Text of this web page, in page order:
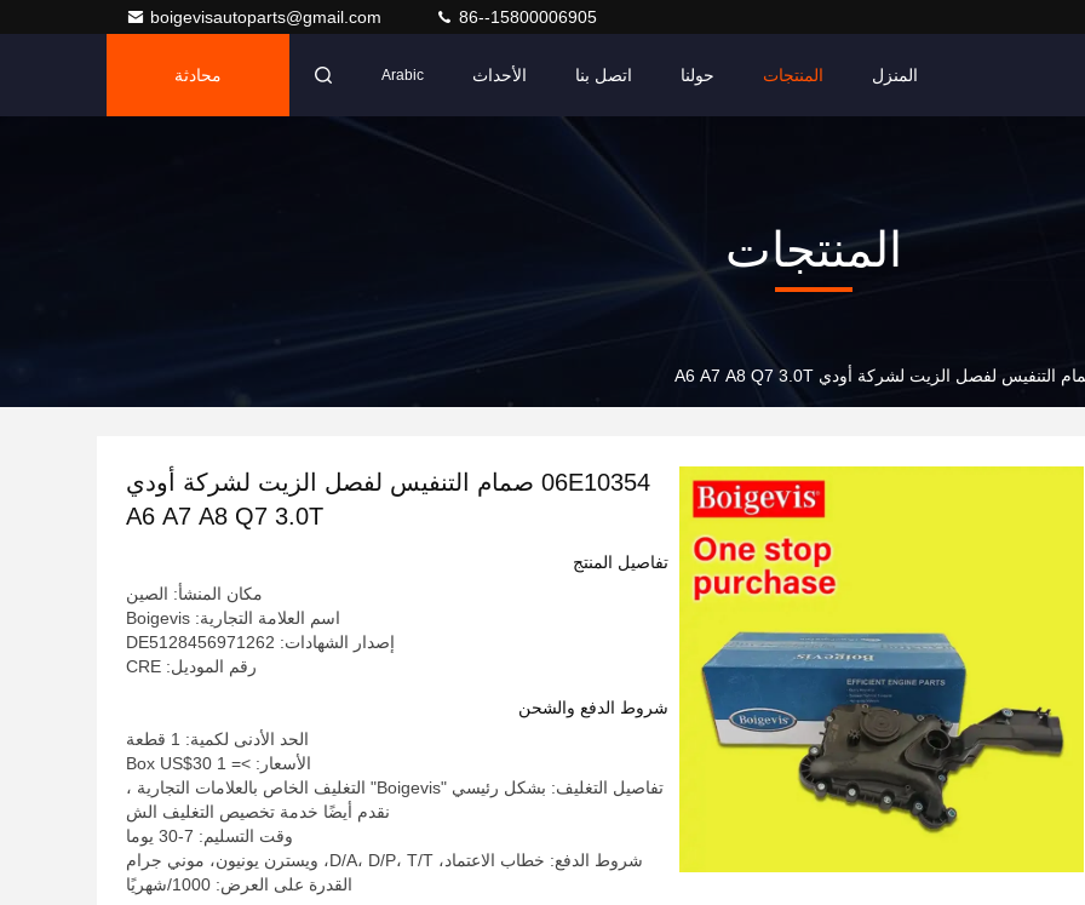
boigevisautoparts@gmail.com 86--15800006905
المنزل المنتجات حولنا اتصل بنا الأحداث Arabic محادثة
المنتجات
06E10354 صمام التنفيس لفصل الزيت لشركة أودي
A6 A7 A8 Q7 3.0T
تفاصيل المنتج
مكان المنشأ: الصين
اسم العلامة التجارية: Boigevis
إصدار الشهادات: DE5128456971262
رقم الموديل: CRE
شروط الدفع والشحن
الحد الأدنى لكمية: 1 قطعة
الأسعار: >= 1 Box US$30
تفاصيل التغليف: بشكل رئيسي "Boigevis" التغليف الخاص بالعلامات التجارية ،
نقدم أيضًا خدمة تخصيص التغليف الش
وقت التسليم: 7-30 يوما
شروط الدفع: خطاب الاعتماد، D/A، D/P، T/T، ويسترن يونيون، موني جرام
القدرة على العرض: 1000/شهريًا